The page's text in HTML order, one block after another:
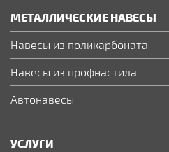
МЕТАЛЛИЧЕСКИЕ НАВЕСЫ
Навесы из поликарбоната
Навесы из профнастила
Автонавесы
УСЛУГИ